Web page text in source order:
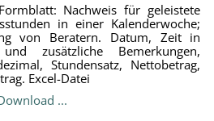
Nachweis für geleistete
in einer Kalenderwoche;
von Beratern. Datum, Zeit in
zusätzliche Bemerkungen,
Stundensatz, Nettobetrag,
Excel-Datei